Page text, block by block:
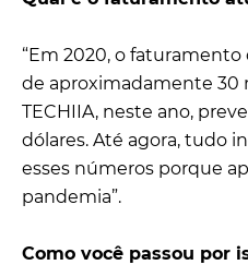
“Em 2020, o faturamento
de aproximadamente 30
TECHIIA, neste ano,
dólares. Até agora, tudo
esses números porque
pandemia”.
Como você passou por